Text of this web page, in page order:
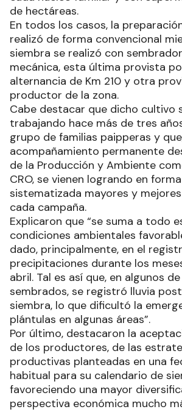
de hectáreas.
En todos los casos, la
realizó de forma convencional
siembra se realizó con
mecánica, esta última provista
alternancia de Km 210 y otra
productor de la zona.
Cabe destacar que dicho cultivo
trabajando hace más de tres
grupo de familias paipperas y
acompañamiento permanente
de la Producción y Ambiente
CRO, se vienen logrando en
sistematizada mayores y
cada campaña.
Explicaron que “se suma a todo
condiciones ambientales
dado, principalmente, en el
precipitaciones durante los
abril. Tal es así que, en algunos
sembrados, se registró lluvia
siembra, lo que dificultó la
plántulas en algunas áreas”.
Por último, destacaron la
de los productores, de las
productivas planteadas en una
habitual para su calendario de
favoreciendo una mayor
perspectiva económica mucho